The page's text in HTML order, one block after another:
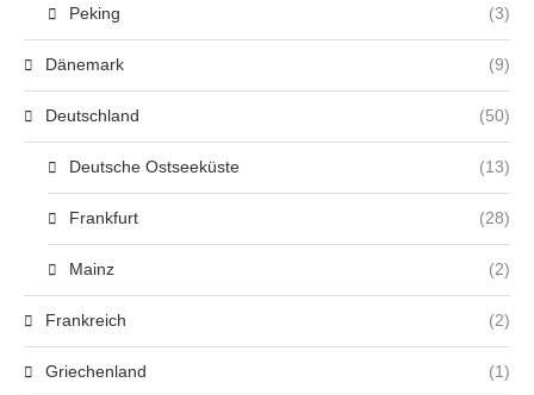
Peking (3)
Dänemark (9)
Deutschland (50)
Deutsche Ostseeküste (13)
Frankfurt (28)
Mainz (2)
Frankreich (2)
Griechenland (1)